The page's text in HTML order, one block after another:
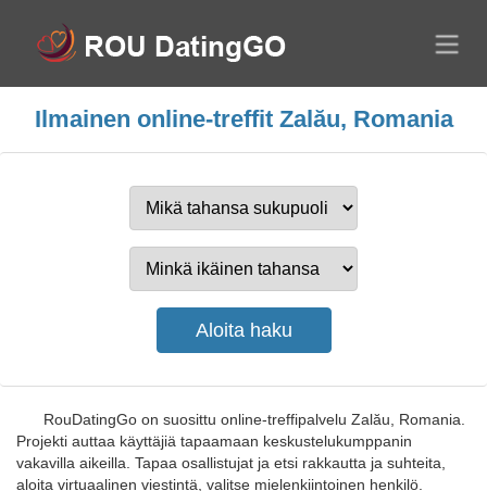
Ilmainen online-treffit Zalău, Romania
RouDatingGo on suosittu online-treffipalvelu Zalău, Romania.
Projekti auttaa käyttäjiä tapaamaan keskustelukumppanin
vakavilla aikeilla. Tapaa osallistujat ja etsi rakkautta ja suhteita,
aloita virtuaalinen viestintä, valitse mielenkiintoinen henkilö.